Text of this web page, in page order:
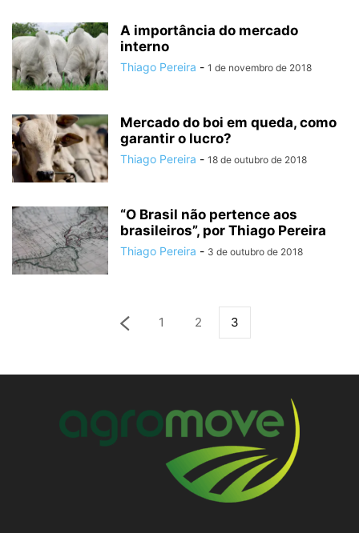
A importância do mercado
interno
Thiago Pereira - 1 de novembro de 2018
Mercado do boi em queda, como
garantir o lucro?
Thiago Pereira - 18 de outubro de 2018
“O Brasil não pertence aos
brasileiros”, por Thiago Pereira
Thiago Pereira - 3 de outubro de 2018
1 2 3